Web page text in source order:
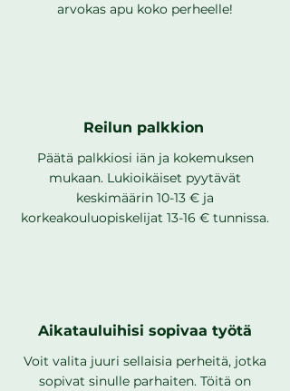
arvokas apu koko perheelle!
Reilun palkkion
Päätä palkkiosi iän ja kokemuksen
mukaan. Lukioikäiset pyytävät
keskimäärin 10-13 € ja
korkeakouluopiskelijat 13-16 € tunnissa.
Aikatauluihisi sopivaa työtä
Voit valita juuri sellaisia perheitä, jotka
sopivat sinulle parhaiten. Töitä on